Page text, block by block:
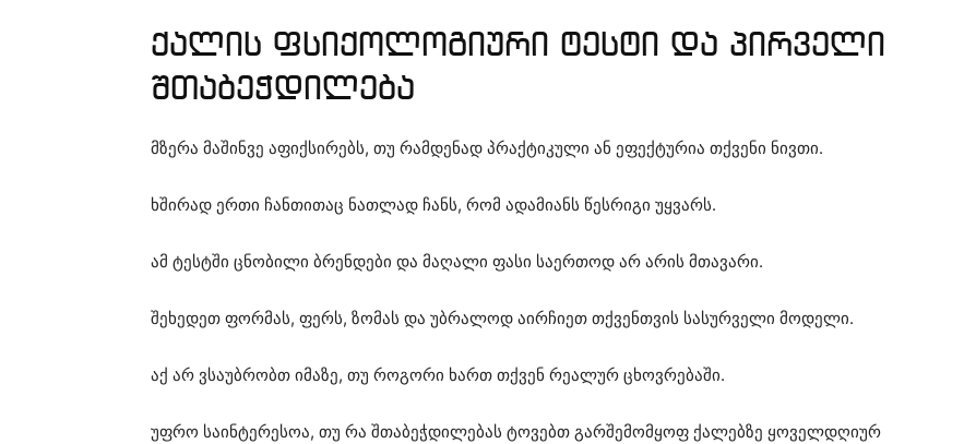
ქალის ფსიქოლოგიური ტესტი და პირველი
შთაბეჭდილება
მზერა მაშინვე აფიქსირებს, თუ რამდენად პრაქტიკული ან ეფექტურია თქვენი ნივთი.
ხშირად ერთი ჩანთითაც ნათლად ჩანს, რომ ადამიანს წესრიგი უყვარს.
ამ ტესტში ცნობილი ბრენდები და მაღალი ფასი საერთოდ არ არის მთავარი.
შეხედეთ ფორმას, ფერს, ზომას და უბრალოდ აირჩიეთ თქვენთვის სასურველი მოდელი.
აქ არ ვსაუბრობთ იმაზე, თუ როგორი ხართ თქვენ რეალურ ცხოვრებაში.
უფრო საინტერესოა, თუ რა შთაბეჭდილებას ტოვებთ გარშემომყოფ ქალებზე ყოველდღიურ